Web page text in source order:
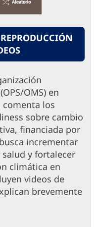
OMS) en
comenta los
sobre cambio
financiada por
incrementar
y fortalecer
climática en
videos de
brevemente